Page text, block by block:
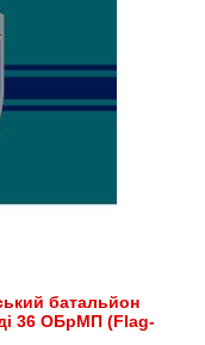
батальйон
36 ОБрМП (Flag-